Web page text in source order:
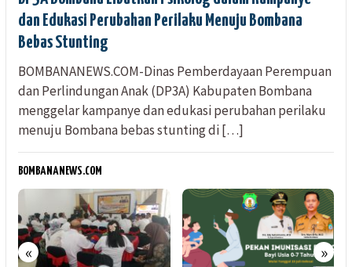
dan Edukasi Perubahan Perilaku Menuju Bombana
Bebas Stunting
BOMBANANEWS.COM-Dinas Pemberdayaan Perempuan
dan Perlindungan Anak (DP3A) Kabupaten Bombana
menggelar kampanye dan edukasi perubahan perilaku
menuju Bombana bebas stunting di […]
BOMBANANEWS.COM
« »